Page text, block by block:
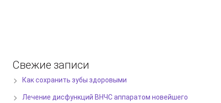
Свежие записи
Как сохранить зубы здоровыми
Лечение дисфункций ВНЧС аппаратом новейшего